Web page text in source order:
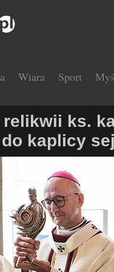
Wiara Sport
ks.
kaplicy